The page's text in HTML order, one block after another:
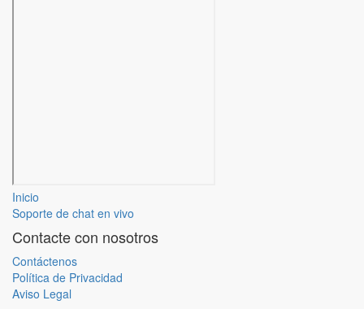
Inicio
Soporte de chat en vivo
Contacte con nosotros
Contáctenos
Política de Privacidad
Aviso Legal